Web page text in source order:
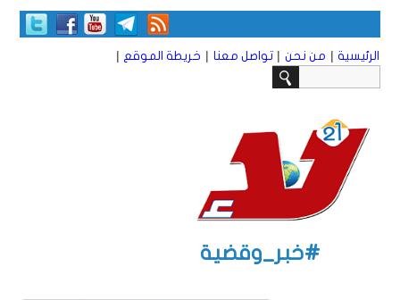
الرئيسية | من نحن | تواصل معنا | خريطة الموقع |
#خبر_وقضية